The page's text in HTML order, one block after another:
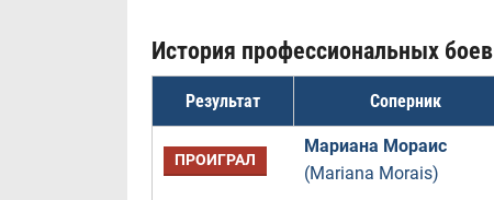
История профессиональных боев
Результат Соперник
ПРОИГРАЛ
Мариана Мораис
(Mariana Morais)